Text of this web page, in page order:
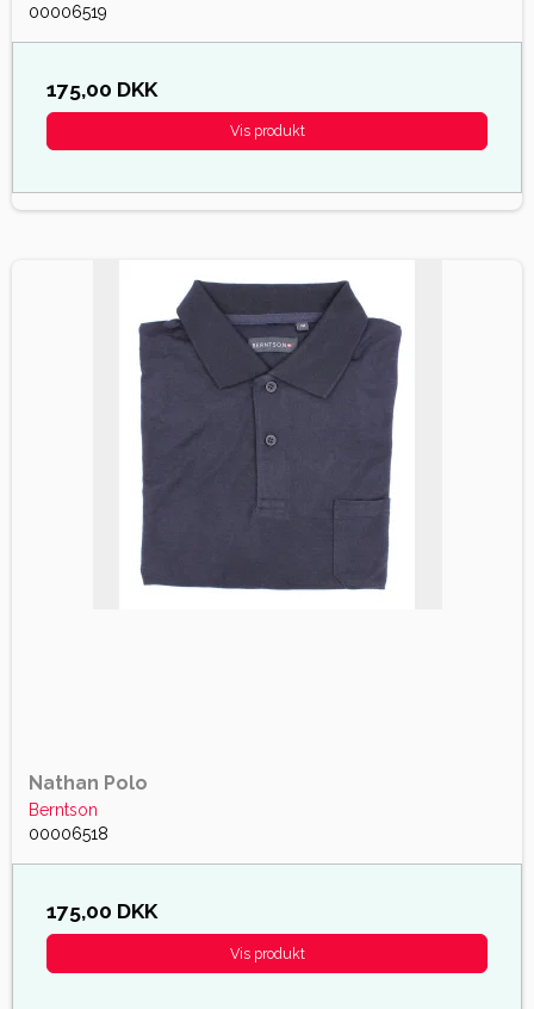
00006519
175,00 DKK
Vis produkt
Nathan Polo
Berntson
00006518
175,00 DKK
Vis produkt